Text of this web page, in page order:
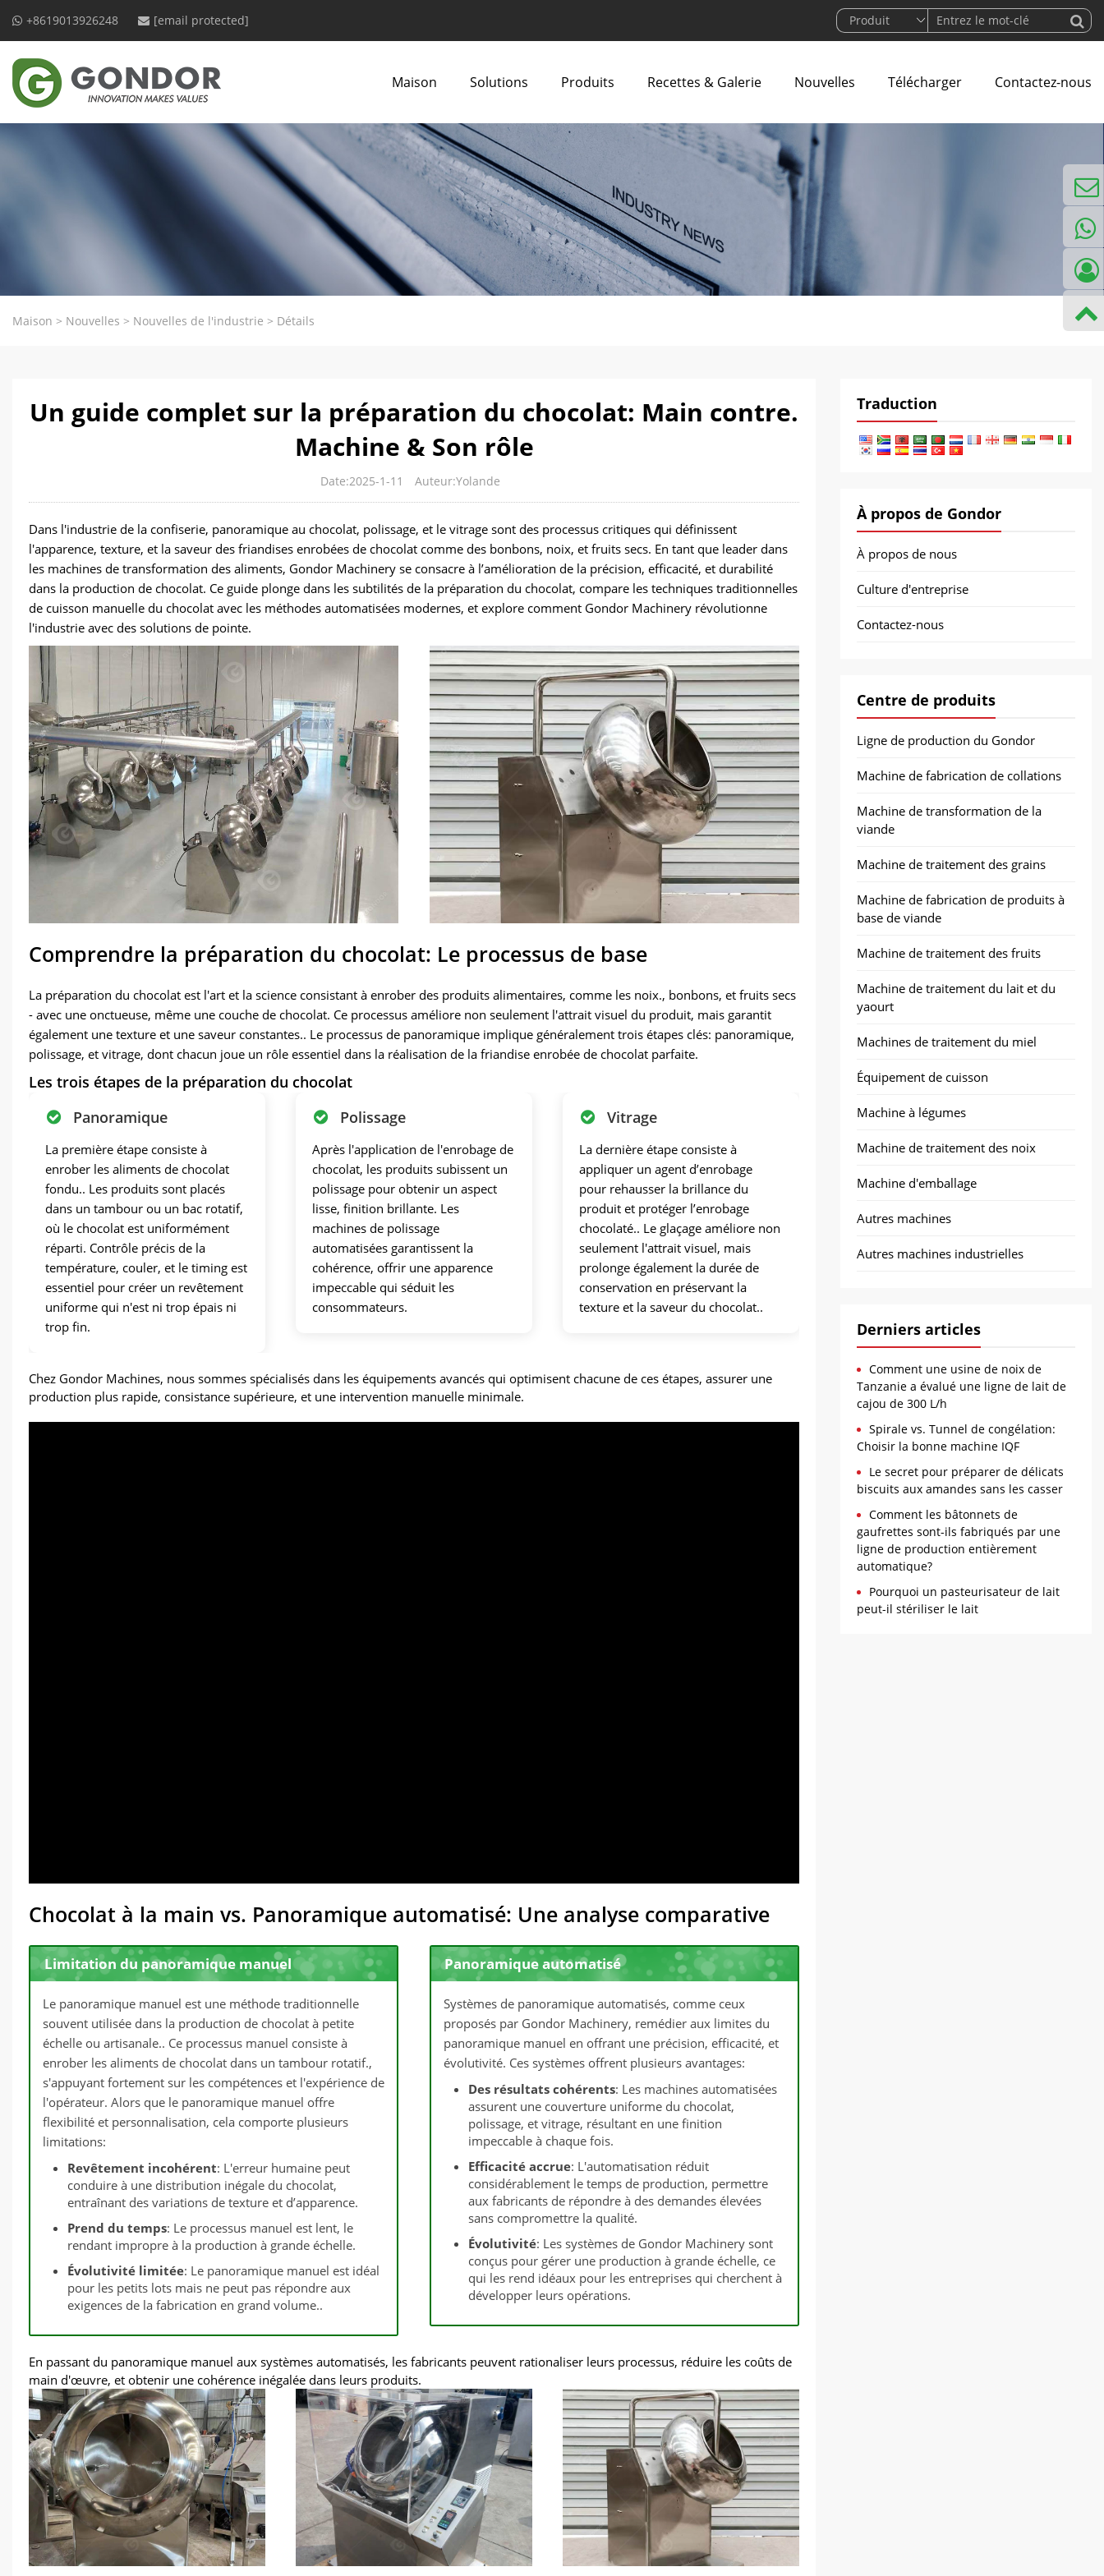
+8619013926248 [email protected]
Maison Solutions Produits Recettes & Galerie Nouvelles Télécharger Contactez-nous
Maison > Nouvelles > Nouvelles de l'industrie > Détails
Un guide complet sur la préparation du chocolat: Main contre.
Machine & Son rôle
Date:2025-1-11 Auteur:Yolande
Dans l'industrie de la confiserie, panoramique au chocolat, polissage, et le vitrage sont des processus critiques qui définissent
l'apparence, texture, et la saveur des friandises enrobées de chocolat comme des bonbons, noix, et fruits secs. En tant que leader dans
les machines de transformation des aliments, Gondor Machinery se consacre à l’amélioration de la précision, efficacité, et durabilité
dans la production de chocolat. Ce guide plonge dans les subtilités de la préparation du chocolat, compare les techniques traditionnelles
de cuisson manuelle du chocolat avec les méthodes automatisées modernes, et explore comment Gondor Machinery révolutionne
l'industrie avec des solutions de pointe.
Comprendre la préparation du chocolat: Le processus de base
La préparation du chocolat est l'art et la science consistant à enrober des produits alimentaires, comme les noix., bonbons, et fruits secs
- avec une onctueuse, même une couche de chocolat. Ce processus améliore non seulement l'attrait visuel du produit, mais garantit
également une texture et une saveur constantes.. Le processus de panoramique implique généralement trois étapes clés: panoramique,
polissage, et vitrage, dont chacun joue un rôle essentiel dans la réalisation de la friandise enrobée de chocolat parfaite.
Les trois étapes de la préparation du chocolat
Panoramique
La première étape consiste à
enrober les aliments de chocolat
fondu.. Les produits sont placés
dans un tambour ou un bac rotatif,
où le chocolat est uniformément
réparti. Contrôle précis de la
température, couler, et le timing est
essentiel pour créer un revêtement
uniforme qui n'est ni trop épais ni
trop fin.
Polissage
Après l'application de l'enrobage de
chocolat, les produits subissent un
polissage pour obtenir un aspect
lisse, finition brillante. Les
machines de polissage
automatisées garantissent la
cohérence, offrir une apparence
impeccable qui séduit les
consommateurs.
Vitrage
La dernière étape consiste à
appliquer un agent d’enrobage
pour rehausser la brillance du
produit et protéger l’enrobage
chocolaté.. Le glaçage améliore non
seulement l'attrait visuel, mais
prolonge également la durée de
conservation en préservant la
texture et la saveur du chocolat..
Chez Gondor Machines, nous sommes spécialisés dans les équipements avancés qui optimisent chacune de ces étapes, assurer une
production plus rapide, consistance supérieure, et une intervention manuelle minimale.
Chocolat à la main vs. Panoramique automatisé: Une analyse comparative
Limitation du panoramique manuel
Le panoramique manuel est une méthode traditionnelle
souvent utilisée dans la production de chocolat à petite
échelle ou artisanale.. Ce processus manuel consiste à
enrober les aliments de chocolat dans un tambour rotatif.,
s'appuyant fortement sur les compétences et l'expérience de
l'opérateur. Alors que le panoramique manuel offre
flexibilité et personnalisation, cela comporte plusieurs
limitations:
Revêtement incohérent: L'erreur humaine peut
conduire à une distribution inégale du chocolat,
entraînant des variations de texture et d’apparence.
Prend du temps: Le processus manuel est lent, le
rendant impropre à la production à grande échelle.
Évolutivité limitée: Le panoramique manuel est idéal
pour les petits lots mais ne peut pas répondre aux
exigences de la fabrication en grand volume..
Panoramique automatisé
Systèmes de panoramique automatisés, comme ceux
proposés par Gondor Machinery, remédier aux limites du
panoramique manuel en offrant une précision, efficacité, et
évolutivité. Ces systèmes offrent plusieurs avantages:
Des résultats cohérents: Les machines automatisées
assurent une couverture uniforme du chocolat,
polissage, et vitrage, résultant en une finition
impeccable à chaque fois.
Efficacité accrue: L'automatisation réduit
considérablement le temps de production, permettre
aux fabricants de répondre à des demandes élevées
sans compromettre la qualité.
Évolutivité: Les systèmes de Gondor Machinery sont
conçus pour gérer une production à grande échelle, ce
qui les rend idéaux pour les entreprises qui cherchent à
développer leurs opérations.
En passant du panoramique manuel aux systèmes automatisés, les fabricants peuvent rationaliser leurs processus, réduire les coûts de
main d'œuvre, et obtenir une cohérence inégalée dans leurs produits.
Traduction
À propos de Gondor
À propos de nous
Culture d'entreprise
Contactez-nous
Centre de produits
Ligne de production du Gondor
Machine de fabrication de collations
Machine de transformation de la
viande
Machine de traitement des grains
Machine de fabrication de produits à
base de viande
Machine de traitement des fruits
Machine de traitement du lait et du
yaourt
Machines de traitement du miel
Équipement de cuisson
Machine à légumes
Machine de traitement des noix
Machine d'emballage
Autres machines
Autres machines industrielles
Derniers articles
Comment une usine de noix de
Tanzanie a évalué une ligne de lait de
cajou de 300 L/h
Spirale vs. Tunnel de congélation:
Choisir la bonne machine IQF
Le secret pour préparer de délicats
biscuits aux amandes sans les casser
Comment les bâtonnets de
gaufrettes sont-ils fabriqués par une
ligne de production entièrement
automatique?
Pourquoi un pasteurisateur de lait
peut-il stériliser le lait